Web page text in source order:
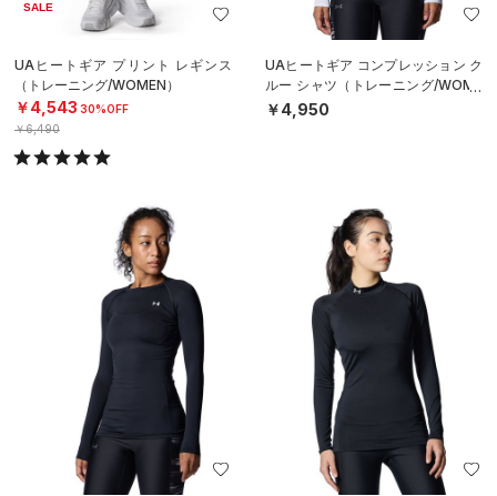
SALE
UAヒートギア プリント レギンス
（トレーニング/WOMEN）
￥4,543 30%OFF
￥6,490
UAヒートギア コンプレッション ク
ルー シャツ（トレーニング/WOME
N）
￥4,950